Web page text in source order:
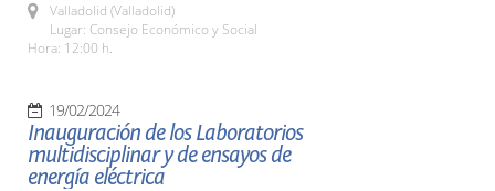
Valladolid (Valladolid)
Lugar: Consejo Económico y Social
Hora: 12:00 h.
19/02/2024
Inauguración de los Laboratorios
multidisciplinar y de ensayos de
energía eléctrica